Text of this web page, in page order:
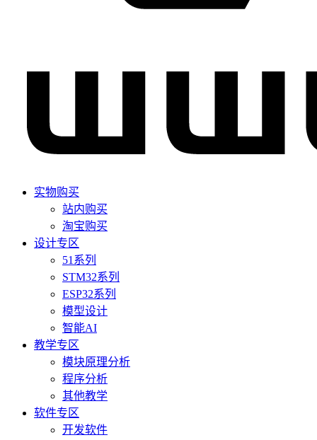
实物购买
站内购买
淘宝购买
设计专区
51系列
STM32系列
ESP32系列
模型设计
智能AI
教学专区
模块原理分析
程序分析
其他教学
软件专区
开发软件